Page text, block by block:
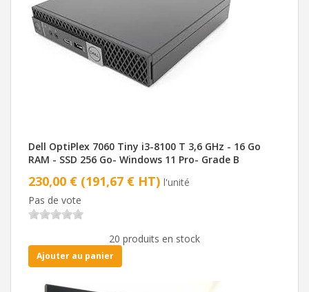
Dell OptiPlex 7060 Tiny i3-8100 T 3,6 GHz - 16 Go
RAM - SSD 256 Go- Windows 11 Pro- Grade B
230,00 € (191,67 € HT) l'unité
Pas de vote
20 produits en stock
Ajouter au panier